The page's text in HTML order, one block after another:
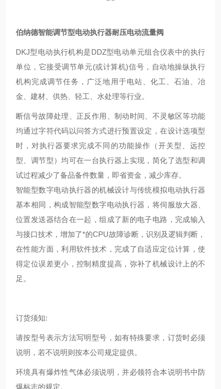
伯纳德智能调节型电动执行器耐压电动流量阀
DKJ型电动执行机构是DDZ型电动单元组合仪表中的执行
单位，它接受调节单元(或计算机)信号，自动地操纵执行
机构完成调节任务，广泛地用于电站、化工、石油、冶
金、建材、供热、轻工、水处理等行业。
断信号故障处理、正反作用、制动时间、不灵敏区等功能
均通过字符代码以问答方式进行预置设定，在设计选项型
时，对执行器要求完成不同的功能操作（开关型、远控
型、调节型）均可在一台执行器上实现，简化了选型和调
试过程减少了备品备件数量，即省资金，减少库存。
智能型数字电动执行器的机械设计与传统模拟电动执行器
基本相同，构成智能型数字电动执行器，将伺服放大器、
位置发送器结合在一起，组成了新的电子电路，完成输入
与接口技术，增加了*的CPU故障诊断，识别及逻辑判断，
在性能方面，利用软件技术，完成了自适应定位计算，使
得定位误差更小，控制精度提高，弥补了机械设计上的不
足。
订货须知:
请按型号表示方法写明型号，如有特殊要求，订货时必须
说明，若不说明则按本公司规定提供。
环境具有爆炸性气体必须说明，并必领符合本说明书中防
爆标志的规定。